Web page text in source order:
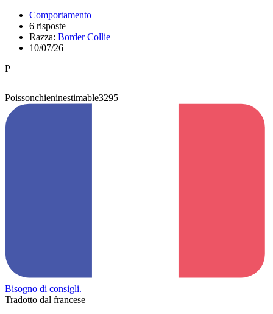
Comportamento
6 risposte
Razza: Border Collie
10/07/26
P
Poissonchieninestimable3295
Bisogno di consigli.
Tradotto dal francese